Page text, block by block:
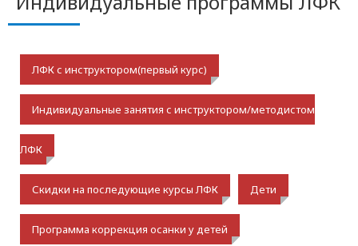
ЛФК с инструктором(первый курс)
Индивидуальные занятия с инструктором/методистом
ЛФК
Скидки на последующие курсы ЛФК Дети
Программа коррекция осанки у детей